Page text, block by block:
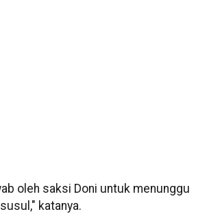
oleh saksi Doni untuk menunggu
katanya.